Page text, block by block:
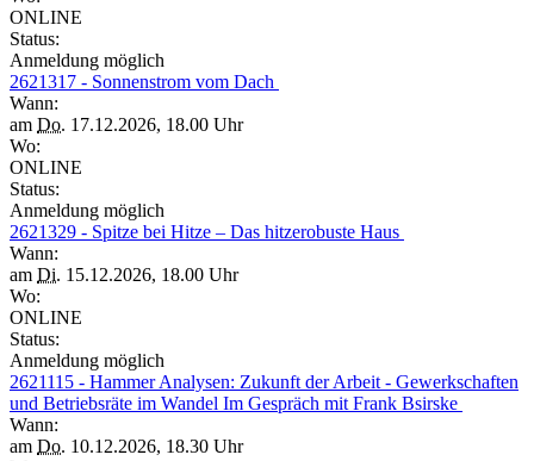
ONLINE
Status:
Anmeldung möglich
2621317 - Sonnenstrom vom Dach
Wann:
am Do. 17.12.2026, 18.00 Uhr
Wo:
ONLINE
Status:
Anmeldung möglich
2621329 - Spitze bei Hitze – Das hitzerobuste Haus
Wann:
am Di. 15.12.2026, 18.00 Uhr
Wo:
ONLINE
Status:
Anmeldung möglich
2621115 - Hammer Analysen: Zukunft der Arbeit - Gewerkschaften
und Betriebsräte im Wandel Im Gespräch mit Frank Bsirske
Wann:
am Do. 10.12.2026, 18.30 Uhr